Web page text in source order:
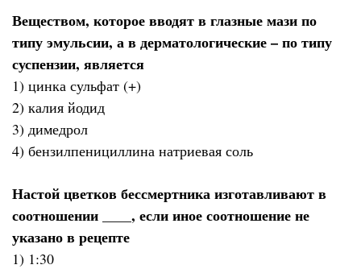
Веществом, которое вводят в глазные мази по
типу эмульсии, а в дерматологические – по типу
суспензии, является
1) цинка сульфат (+)
2) калия йодид
3) димедрол
4) бензилпенициллина натриевая соль
Настой цветков бессмертника изготавливают в
соотношении ____, если иное соотношение не
указано в рецепте
1) 1:30